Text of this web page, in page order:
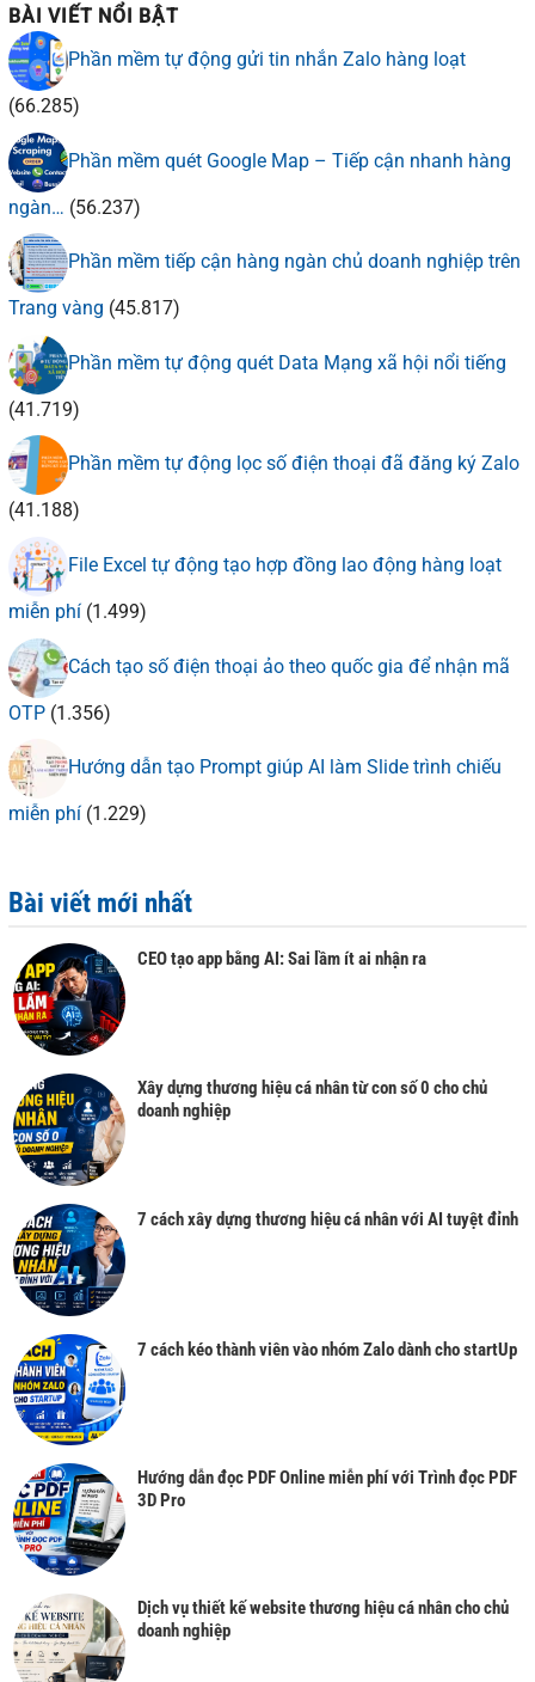
BÀI VIẾT NỔI BẬT
Phần mềm tự động gửi tin nhắn Zalo hàng loạt
(66.285)
Phần mềm quét Google Map – Tiếp cận nhanh hàng
ngàn… (56.237)
Phần mềm tiếp cận hàng ngàn chủ doanh nghiệp trên
Trang vàng (45.817)
Phần mềm tự động quét Data Mạng xã hội nổi tiếng
(41.719)
Phần mềm tự động lọc số điện thoại đã đăng ký Zalo
(41.188)
File Excel tự động tạo hợp đồng lao động hàng loạt
miễn phí (1.499)
Cách tạo số điện thoại ảo theo quốc gia để nhận mã
OTP (1.356)
Hướng dẫn tạo Prompt giúp AI làm Slide trình chiếu
miễn phí (1.229)
Bài viết mới nhất
CEO tạo app bằng AI: Sai lầm ít ai nhận ra
Xây dựng thương hiệu cá nhân từ con số 0 cho chủ
doanh nghiệp
7 cách xây dựng thương hiệu cá nhân với AI tuyệt đỉnh
7 cách kéo thành viên vào nhóm Zalo dành cho startUp
Hướng dẫn đọc PDF Online miễn phí với Trình đọc PDF
3D Pro
Dịch vụ thiết kế website thương hiệu cá nhân cho chủ
doanh nghiệp